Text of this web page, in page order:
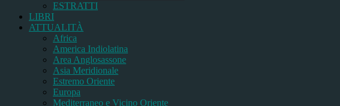
ESTRATTI
LIBRI
ATTUALITÀ
Africa
America Indiolatina
Area Anglosassone
Asia Meridionale
Estremo Oriente
Europa
Mediterraneo e Vicino Oriente